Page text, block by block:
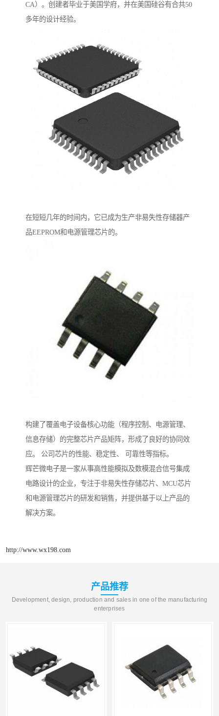
CA）。创建者毕业于美国学府，并在美国硅谷有合共50
多年的设计经验。
在短短几年的时间内，它已成为生产非易失性存储器产
品EEPROM和电源管理芯片的。
构建了覆盖电子设备核心功能（程序控制、电源管理、
信息存储）的完整芯片产品矩阵，形成了良好的协同效
应。 公司芯片的性能、稳定性、 可靠性等指标。
辉芒微电子是一家从事高性能模拟及数模混合信号集成
电路设计的企业，专注于非易失性存储芯片、MCU芯片
和电源管理芯片的研发和销售，并提供基于以上产品的
解决方案。
http://www.wx198.com
产品推荐
Development, design, production and sales in one of the manufacturing
enterprises